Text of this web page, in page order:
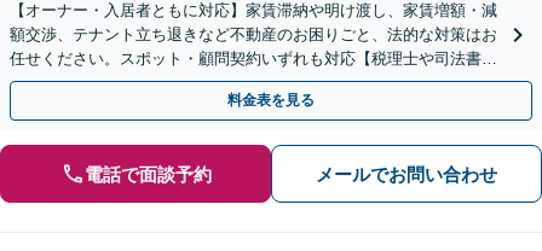
【オーナー・入居者ともに対応】家賃滞納や明け渡し、家賃増額・減
額交渉、テナント立ち退きなど不動産のお困りごと、法的な対策はお
任せください。スポット・顧問契約いずれも対応【税理士や司法書士
などとも連携】
料金表を見る
電話で面談予約 メールでお問い合わせ